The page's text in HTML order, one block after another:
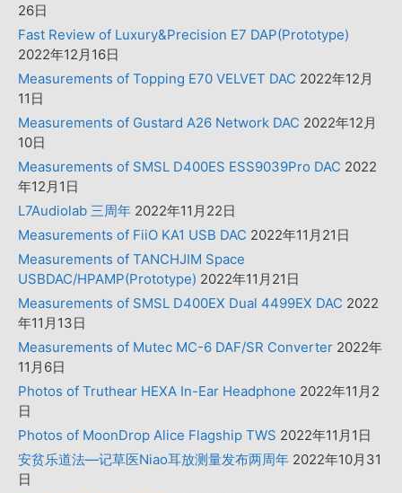
26日
Fast Review of Luxury&Precision E7 DAP(Prototype)
2022年12月16日
Measurements of Topping E70 VELVET DAC 2022年12月
11日
Measurements of Gustard A26 Network DAC 2022年12月
10日
Measurements of SMSL D400ES ESS9039Pro DAC 2022
年12月1日
L7Audiolab 三周年 2022年11月22日
Measurements of FiiO KA1 USB DAC 2022年11月21日
Measurements of TANCHJIM Space
USBDAC/HPAMP(Prototype) 2022年11月21日
Measurements of SMSL D400EX Dual 4499EX DAC 2022
年11月13日
Measurements of Mutec MC-6 DAF/SR Converter 2022年
11月6日
Photos of Truthear HEXA In-Ear Headphone 2022年11月2
日
Photos of MoonDrop Alice Flagship TWS 2022年11月1日
安贫乐道法—记草医Niao耳放测量发布两周年 2022年10月31
日